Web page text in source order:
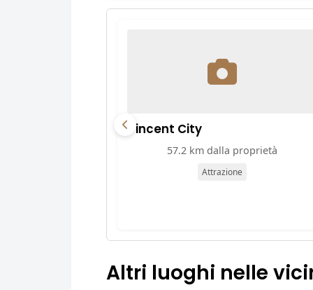
Vincent City
57.2 km dalla proprietà
Attrazione
Altri luoghi nelle